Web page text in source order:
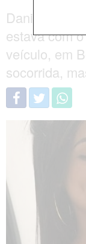
Danielle
estava com
veículo, em
socorrida,